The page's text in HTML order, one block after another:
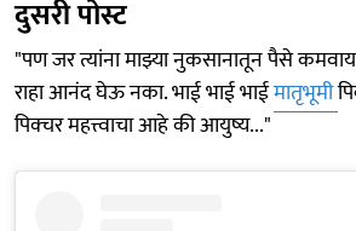
दुसरी पोस्ट
"पण जर त्यांना माझ्या नुकसानातून पैसे
राहा आनंद घेऊ नका. भाई भाई भाईमातृभूमी
पिक्चर महत्त्वाचा आहे की आयुष्य..."